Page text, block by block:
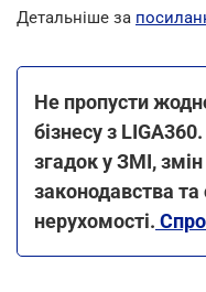
Детальніше за
Не пропусти
бізнесу з
згадок у ЗМІ,
законодавства та
нерухомості.